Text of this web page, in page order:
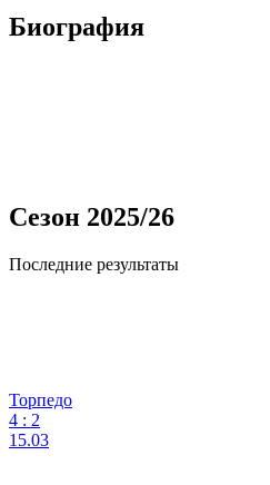
Биография
Сезон 2025/26
Последние результаты
Торпедо
4 : 2
15.03